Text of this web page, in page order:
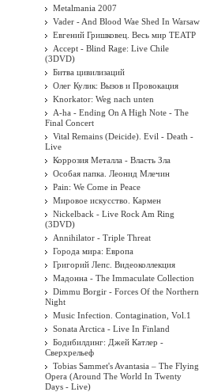
Metalmania 2007
Vader - And Blood Wae Shed In Warsaw
Евгений Гришковец. Весь мир ТЕАТР
Accept - Blind Rage: Live Chile
(3DVD)
Битва цивилизаций
Олег Кулик: Вызов и Провокация
Knorkator: Weg nach unten
A-ha - Ending On A High Note - The
Final Concert
Vital Remains (Deicide). Evil - Death -
Live
Коррозия Металла - Власть Зла
Особая папка. Леонид Млечин
Pain: We Come in Peace
Мировое искусство. Кармен
Nickelback - Live Rock Am Ring
(3DVD)
Annihilator - Triple Threat
Города мира: Европа
Григорий Лепс. Видеоколлекция
Мадонна - The Immaculate Collection
Dimmu Borgir - Forces Of the Northern
Night
Music Infection. Contagination, Vol.1
Sonata Arctica - Live In Finland
Бодибилдинг: Джей Катлер -
Сверхрельеф
Tobias Sammet's Avantasia – The Flying
Opera (Around The World In Twenty
Days - Live)